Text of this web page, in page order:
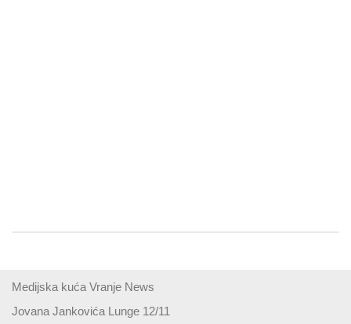
Medijska kuća Vranje News
Jovana Jankovića Lunge 12/11